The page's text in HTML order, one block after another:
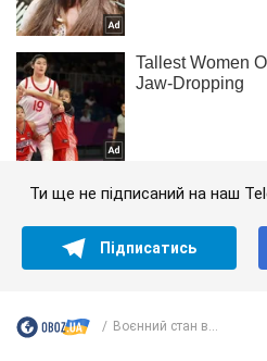
Ти ще не підписаний на наш
Підписатись
Воєнний стан в...